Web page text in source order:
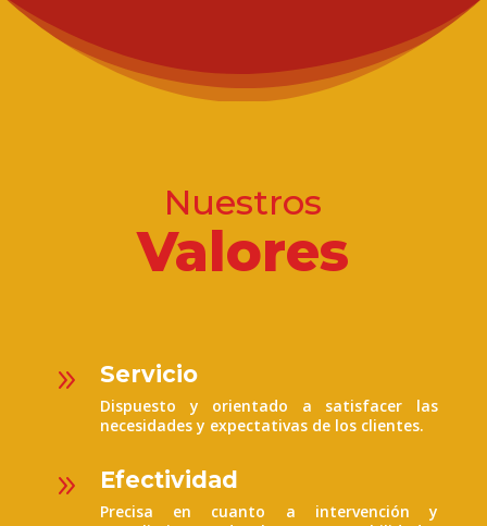
Nuestros
Valores
9 Servicio
Dispuesto y orientado a satisfacer las
necesidades y expectativas de los clientes.
9 Efectividad
Precisa en cuanto a intervención y